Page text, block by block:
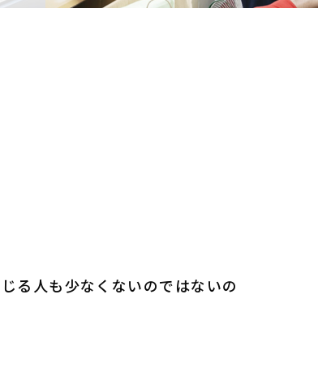
る人も少なくないのではないの